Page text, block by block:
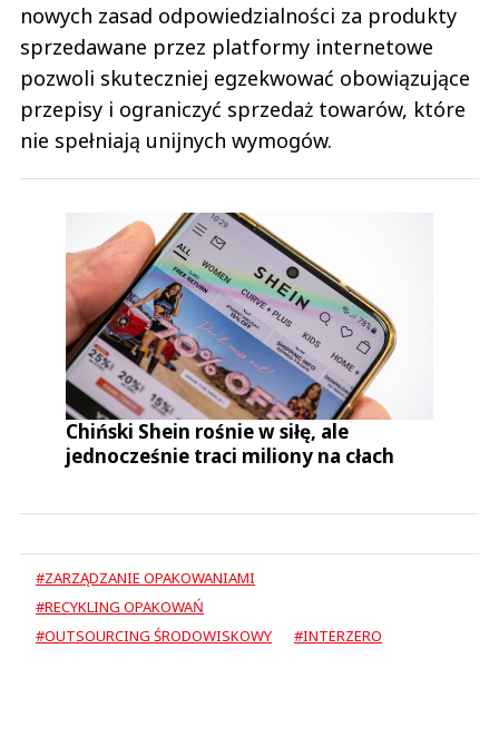
nowych zasad odpowiedzialności za produkty
sprzedawane przez platformy internetowe
pozwoli skuteczniej egzekwować obowiązujące
przepisy i ograniczyć sprzedaż towarów, które
nie spełniają unijnych wymogów.
Chiński Shein rośnie w siłę, ale
jednocześnie traci miliony na cłach
#ZARZĄDZANIE OPAKOWANIAMI
#RECYKLING OPAKOWAŃ
#OUTSOURCING ŚRODOWISKOWY
#INTERZERO